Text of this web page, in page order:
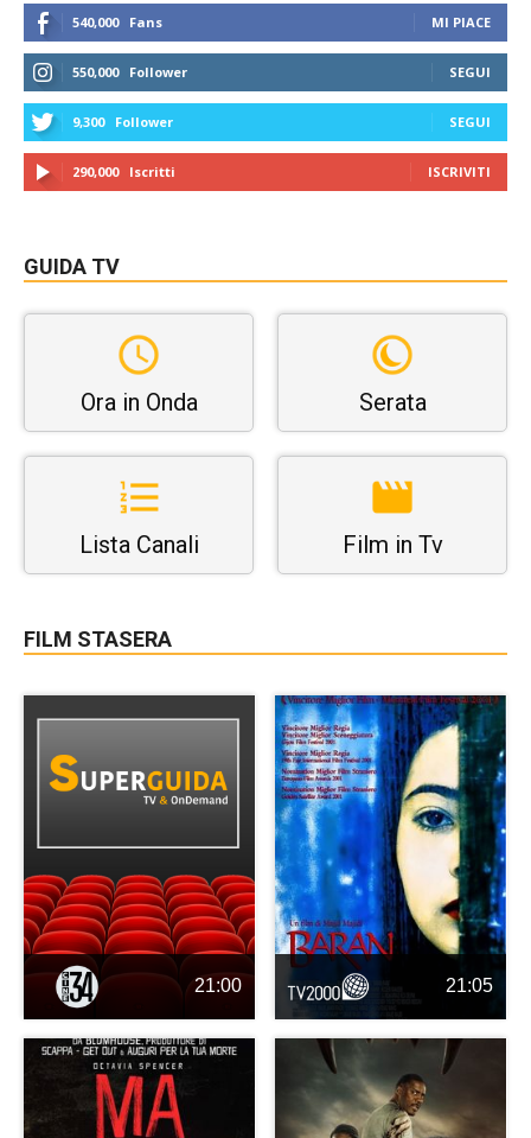
540,000 Fans MI PIACE
550,000 Follower SEGUI
9,300 Follower SEGUI
290,000 Iscritti ISCRIVITI
GUIDA TV
Ora in Onda Serata
Lista Canali Film in Tv
FILM STASERA
21:00 21:05